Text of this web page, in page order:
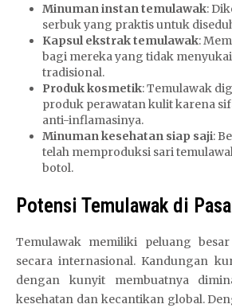
Minuman instan temulawak:
serbuk yang praktis untuk
Kapsul ekstrak temulawak:
bagi mereka yang tidak
tradisional.
Produk kosmetik: Temulawak
produk perawatan kulit karena
anti-inflamasinya.
Minuman kesehatan siap saji:
telah memproduksi sari
botol.
Potensi Temulawak di
Temulawak memiliki peluang
secara internasional. Kandungan
dengan kunyit membuatnya
kesehatan dan kecantikan global.